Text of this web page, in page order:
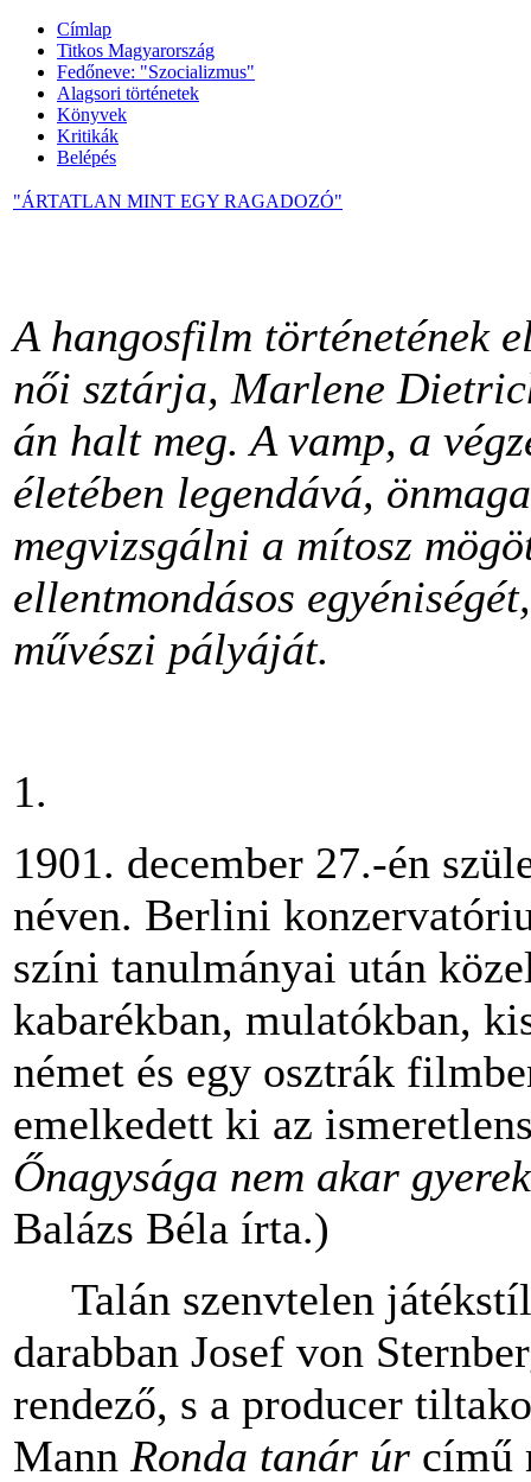
Címlap
Titkos Magyarország
Fedőneve: "Szocializmus"
Alagsori történetek
Könyvek
Kritikák
Belépés
"ÁRTATLAN MINT EGY RAGADOZÓ"
A hangosfilm történetének
női sztárja, Marlene
án halt meg. A vamp, a
életében legendává,
megvizsgálni a mítosz
ellentmondásos
művészi pályáját.
1.
1901. december 27.-én
néven. Berlini
színi tanulmányai után
kabarékban, mulatókban,
német és egy osztrák
emelkedett ki az
Őnagysága nem akar
Balázs Béla írta.)
Talán szenvtelen
darabban Josef von
rendező, s a producer
Mann Ronda tanár úr című